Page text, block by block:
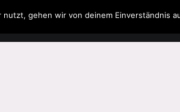
Musik Spielzeug Literatur
gehen wir von deinem Einverständnis